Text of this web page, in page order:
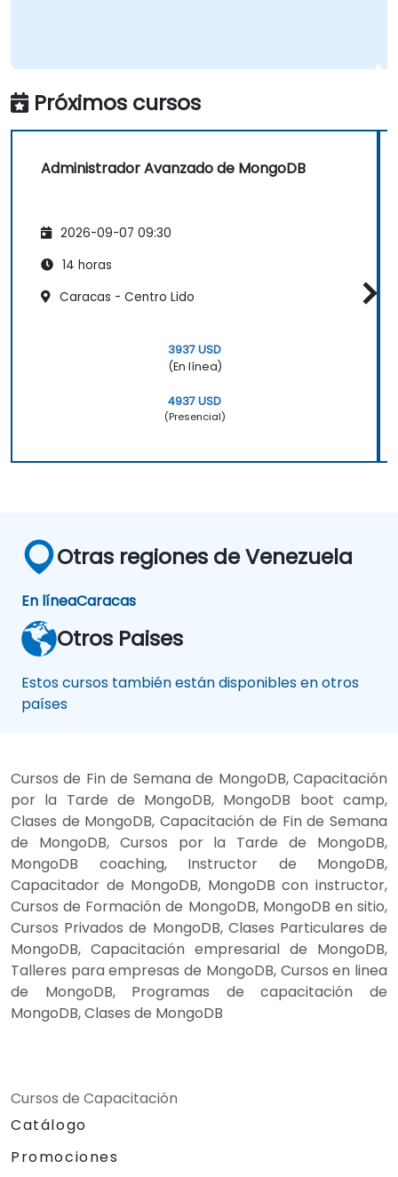
Próximos cursos
Administrador Avanzado de MongoDB
2026-09-07 09:30
14 horas
Caracas - Centro Lido
3937 USD
(En línea)
4937 USD
(Presencial)
Otras regiones de Venezuela
En líneaCaracas
Otros Paises
Estos cursos también están disponibles en otros
países
Cursos de Fin de Semana de MongoDB, Capacitación
por la Tarde de MongoDB, MongoDB boot camp,
Clases de MongoDB, Capacitación de Fin de Semana
de MongoDB, Cursos por la Tarde de MongoDB,
MongoDB coaching, Instructor de MongoDB,
Capacitador de MongoDB, MongoDB con instructor,
Cursos de Formación de MongoDB, MongoDB en sitio,
Cursos Privados de MongoDB, Clases Particulares de
MongoDB, Capacitación empresarial de MongoDB,
Talleres para empresas de MongoDB, Cursos en linea
de MongoDB, Programas de capacitación de
MongoDB, Clases de MongoDB
Cursos de Capacitación
Catálogo
Promociones